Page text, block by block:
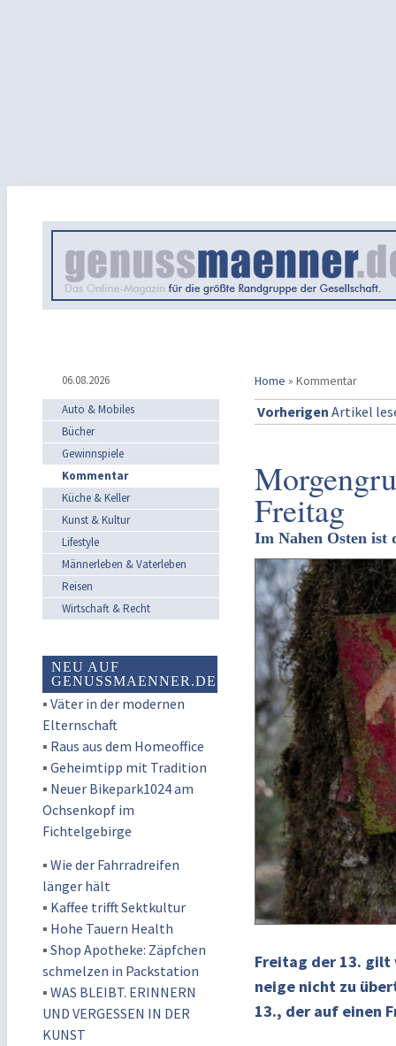
06.08.2026 Home » Kommentar
Auto & Mobiles
Bücher
Gewinnspiele
Kommentar
Küche & Keller
Kunst & Kultur
Lifestyle
Männerleben & Vaterleben
Reisen
Wirtschaft & Recht
NEU AUF
GENUSSMAENNER.DE
▪ Väter in der modernen
Elternschaft
▪ Raus aus dem Homeoffice
▪ Geheimtipp mit Tradition
▪ Neuer Bikepark1024 am
Ochsenkopf im
Fichtelgebirge
▪ Wie der Fahrradreifen
länger hält
▪ Kaffee trifft Sektkultur
▪ Hohe Tauern Health
▪ Shop Apotheke: Zäpfchen
schmelzen in Packstation
▪ WAS BLEIBT. ERINNERN
UND VERGESSEN IN DER
KUNST
Vorherigen Artikel
Freitag
Im Nahen Osten ist
Freitag der 13. gilt
neige nicht zu
13., der auf einen